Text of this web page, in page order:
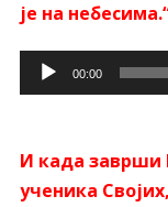
је на
Прегледач
звучних
00:00
И када заврши
ученика